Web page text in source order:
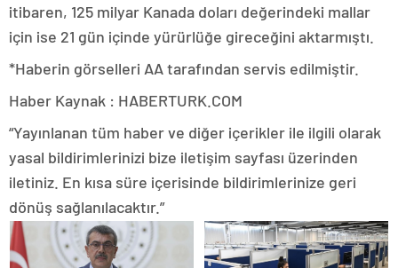
itibaren, 125 milyar Kanada doları değerindeki mallar
için ise 21 gün içinde yürürlüğe gireceğini aktarmıştı.
*Haberin görselleri AA tarafından servis edilmiştir.
Haber Kaynak : HABERTURK.COM
“Yayınlanan tüm haber ve diğer içerikler ile ilgili olarak
yasal bildirimlerinizi bize iletişim sayfası üzerinden
iletiniz. En kısa süre içerisinde bildirimlerinize geri
dönüş sağlanılacaktır.”